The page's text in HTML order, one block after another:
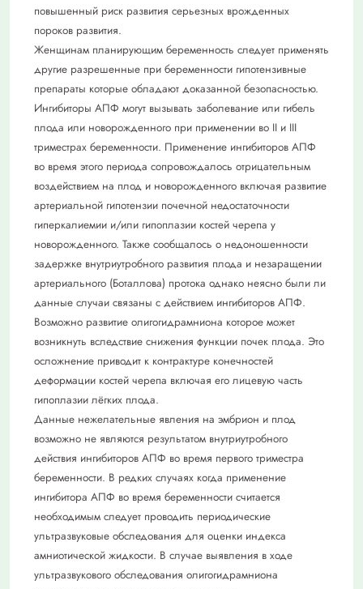
повышенный риск развития серьезных врожденных
пороков развития.
Женщинам планирующим беременность следует применять
другие разрешенные при беременности гипотензивные
препараты которые обладают доказанной безопасностью.
Ингибиторы АПФ могут вызывать заболевание или гибель
плода или новорожденного при применении во II и III
триместрах беременности. Применение ингибиторов АПФ
во время этого периода сопровождалось отрицательным
воздействием на плод и новорожденного включая развитие
артериальной гипотензии почечной недостаточности
гиперкалиемии и/или гипоплазии костей черепа у
новорожденного. Также сообщалось о недоношенности
задержке внутриутробного развития плода и незаращении
артериального (Боталлова) протока однако неясно были ли
данные случаи связаны с действием ингибиторов АПФ.
Возможно развитие олигогидрамниона которое может
возникнуть вследствие снижения функции почек плода. Это
осложнение приводит к контрактуре конечностей
деформации костей черепа включая его лицевую часть
гипоплазии лёгких плода.
Данные нежелательные явления на эмбрион и плод
возможно не являются результатом внутриутробного
действия ингибиторов АПФ во время первого триместра
беременности. В редких случаях когда применение
ингибитора АПФ во время беременности считается
необходимым следует проводить периодические
ультразвуковые обследования для оценки индекса
амниотической жидкости. В случае выявления в ходе
ультразвукового обследования олигогидрамниона